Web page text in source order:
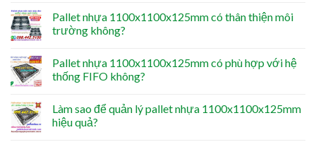
Pallet nhựa 1100x1100x125mm có thân thiện môi
trường không?
Pallet nhựa 1100x1100x125mm có phù hợp với hệ
thống FIFO không?
Làm sao để quản lý pallet nhựa 1100x1100x125mm
hiệu quả?